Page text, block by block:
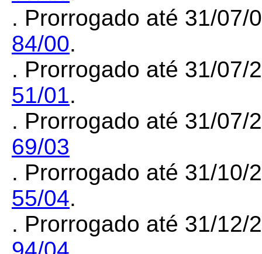
. Prorrogado até 31/07/
84/00.
. Prorrogado até 31/07/
51/01.
. Prorrogado até 31/07/
69/03
. Prorrogado até 31/10/
55/04.
. Prorrogado até 31/12/